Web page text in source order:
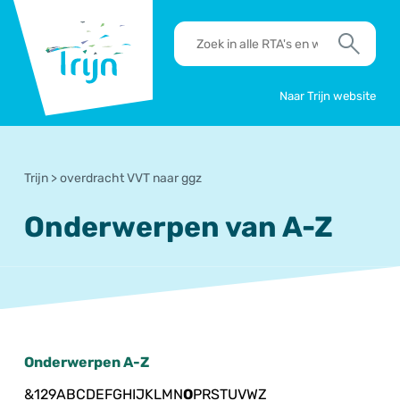
Trijn
RTA's
en
Zoek
Naar Trijn website
Trijn >overdracht VVT naar ggz
Onderwerpen van A-Z
Onderwerpen A-Z
&129ABCDEFGHIJKLMNOPRSTUVWZ